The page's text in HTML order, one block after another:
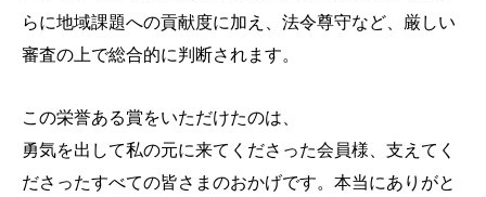
らに地域課題への貢献度に加え、法令尊守など、厳しい
審査の上で総合的に判断されます。
この栄誉ある賞をいただけたのは、
勇気を出して私の元に来てくださった会員様、支えてく
ださったすべての皆さまのおかげです。本当にありがと